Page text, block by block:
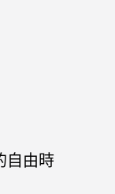
自由時